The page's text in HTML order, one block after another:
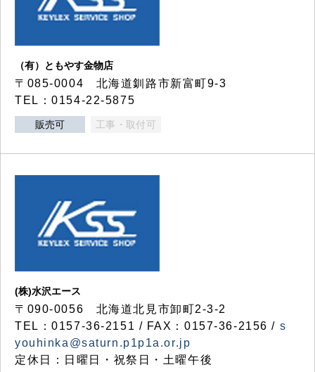
（有）ともやす金物店
〒085-0004 北海道釧路市新富町9-3
TEL：0154-22-5875
販売可 工事・取付可
(株)水沢エース
〒090-0056 北海道北見市卸町2-3-2
TEL：0157-36-2151 / FAX：0157-36-2156 / s
youhinka@saturn.p1p1a.or.jp
定休日：日曜日・祝祭日・土曜午後